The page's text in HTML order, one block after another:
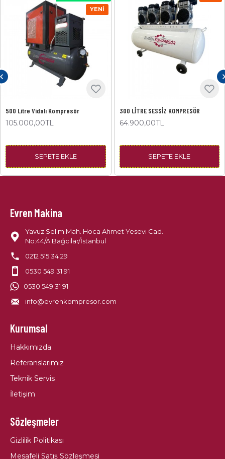
YENI
500 Litre Vidalı Kompresör
105.000,00TL
SEPETE EKLE
300 LİTRE SESSİZ KOMPRESÖR
64.900,00TL
SEPETE EKLE
Evren Makina
Yavuz Selim Mah. Hoca Ahmet Yesevi Cad.
No:44/A Bağcılar/İstanbul
0212 515 34 29
0530 549 31 91
0530 549 31 91
info@evrenkompresor.com
Kurumsal
Hakkımızda
Referanslarımız
Teknik Servis
İletişim
Sözleşmeler
Gizlilik Politikası
Mesafeli Satış Sözleşmesi